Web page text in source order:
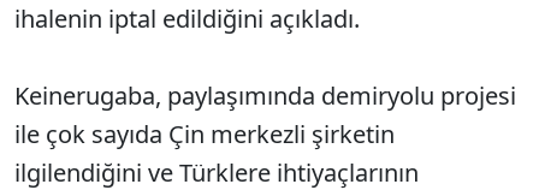
ihalenin iptal edildiğini açıkladı.
Keinerugaba, paylaşımında demiryolu projesi
ile çok sayıda Çin merkezli şirketin
ilgilendiğini ve Türklere ihtiyaçlarının